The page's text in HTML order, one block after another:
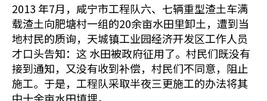
2013 年7月，咸宁市工程队六、七辆重型渣土车满
载渣土向肥塘村一组的20余亩水田里卸土，遭到当
地村民的质询，天城镇工业园经济开发区工作人员
才口头告知：这 水田被政府征用了。村民们既没有
接到通知，又没有收到补偿，村民们不同意，阻止
施工。于是，工程队采取半夜三更施工的办法将其